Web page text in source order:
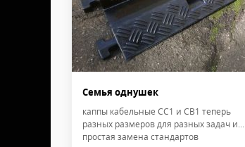
Семья однушек
каппы кабельные CC1 и CB1 теперь
разных размеров для разных задач и...
простая замена стандартов